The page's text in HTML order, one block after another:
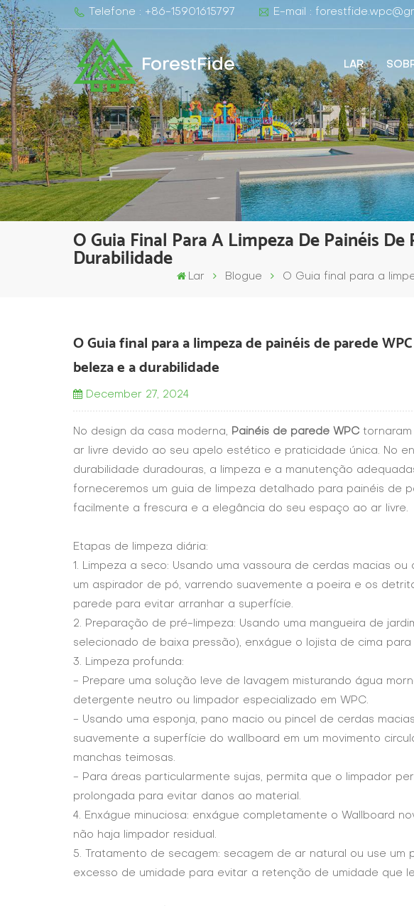
Telefone : +86-15901615797 E-mail :
ForestFide LAR
O Guia Final Para A Limpeza De Painéis
Durabilidade
Lar Blogue O Guia final para a
O Guia final para a limpeza de painéis de parede
beleza e a durabilidade
December 27, 2024
No design da casa moderna, Painéis de parede WPC
ar livre devido ao seu apelo estético e praticidade única. No
durabilidade duradouras, a limpeza e a manutenção
forneceremos um guia de limpeza detalhado para painéis de
facilmente a frescura e a elegância do seu espaço ao ar livre.
Etapas de limpeza diária:
1. Limpeza a seco: Usando uma vassoura de cerdas macias
um aspirador de pó, varrendo suavemente a poeira e os
parede para evitar arranhar a superfície.
2. Preparação de pré-limpeza: Usando uma mangueira de
selecionado de baixa pressão), enxágue o lojista de cima
3. Limpeza profunda:
- Prepare uma solução leve de lavagem misturando água
detergente neutro ou limpador especializado em WPC.
- Usando uma esponja, pano macio ou pincel de cerdas
suavemente a superfície do wallboard em um movimento
manchas teimosas.
- Para áreas particularmente sujas, permita que o limpador
prolongada para evitar danos ao material.
4. Enxágue minuciosa: enxágue completamente o Wallboard
não haja limpador residual.
5. Tratamento de secagem: secagem de ar natural ou use um
excesso de umidade para evitar a retenção de umidade que